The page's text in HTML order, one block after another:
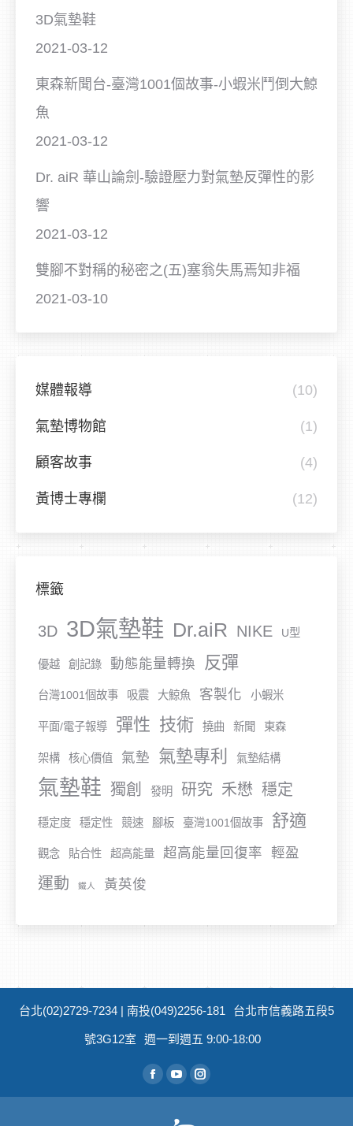
3D氣墊鞋
2021-03-12
東森新聞台-臺灣1001個故事-小蝦米鬥倒大鯨
魚
2021-03-12
Dr. aiR 華山論劍-驗證壓力對氣墊反彈性的影
響
2021-03-12
雙腳不對稱的秘密之(五)塞翁失馬焉知非福
2021-03-10
媒體報導 (10)
氣墊博物館 (1)
顧客故事 (4)
黃博士專欄 (12)
標籤
3D 3D氣墊鞋 Dr.aiR NIKE U型
優越 創記錄 動態能量轉換 反彈
台灣1001個故事 吸震 大鯨魚 客製化 小蝦米
平面/電子報導 彈性 技術 撓曲 新聞 東森
架構 核心價值 氣墊 氣墊專利 氣墊結構
氣墊鞋 獨創 發明 研究 禾懋 穩定
穩定度 穩定性 競速 腳板 臺灣1001個故事 舒適
觀念 貼合性 超高能量 超高能量回復率 輕盈
運動 鐵人 黃英俊
台北(02)2729-7234 | 南投(049)2256-181 台北市信義路五段5
號3G12室 週一到週五 9:00-18:00
Facebook
YouTubeInstagram